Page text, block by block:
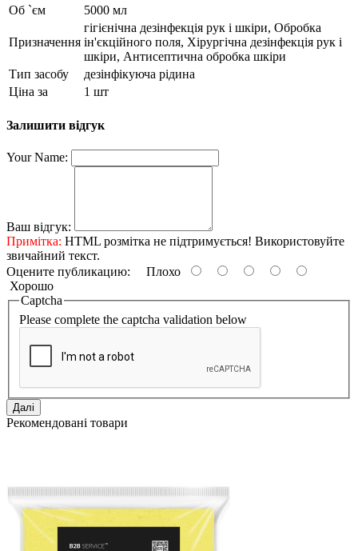
Об `єм
5000 мл
Призначення
гігієнічна дезінфекція рук і шкіри, Обробка
ін'єкційного поля, Хірургічна дезінфекція рук і
шкіри, Антисептична обробка шкіри
Тип засобу
дезінфікуюча рідина
Ціна за
1 шт
Залишити відгук
Your Name:
Ваш відгук:
Примітка: HTML розмітка не підтримується! Використовуйте
звичайний текст.
Оцените публикацию:
Плохо
Хорошо
Captcha
Please complete the captcha validation below
Далі
Рекомендовані товари